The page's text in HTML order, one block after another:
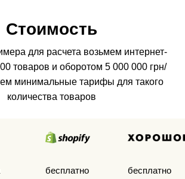
Стоимость
для расчета возьмем интернет-
товаров и оборотом 5 000 000 грн/
минимальные тарифы для такого
количества товаров
бесплатно бесплатно